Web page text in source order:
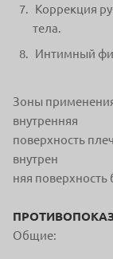
Коррекция
тела.
Интимный
Зоны
внутренняя
поверхность
внутрен
няя поверхность
Общие: